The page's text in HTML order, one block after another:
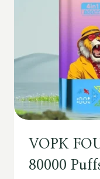
VOPK
80000